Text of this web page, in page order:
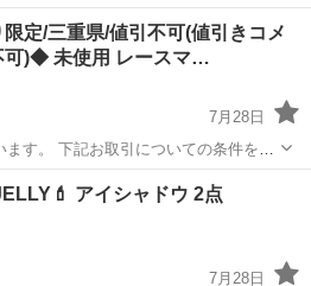
定/三重県/値引不可(値引きコメ
可)◆ 未使用 レースマ…
7月28日
す。 下記お取引についての条件をよ
のご連絡をお願いします。 【お取
会社でジモティーをしておりますの
アイシャドウ 2点
7月28日